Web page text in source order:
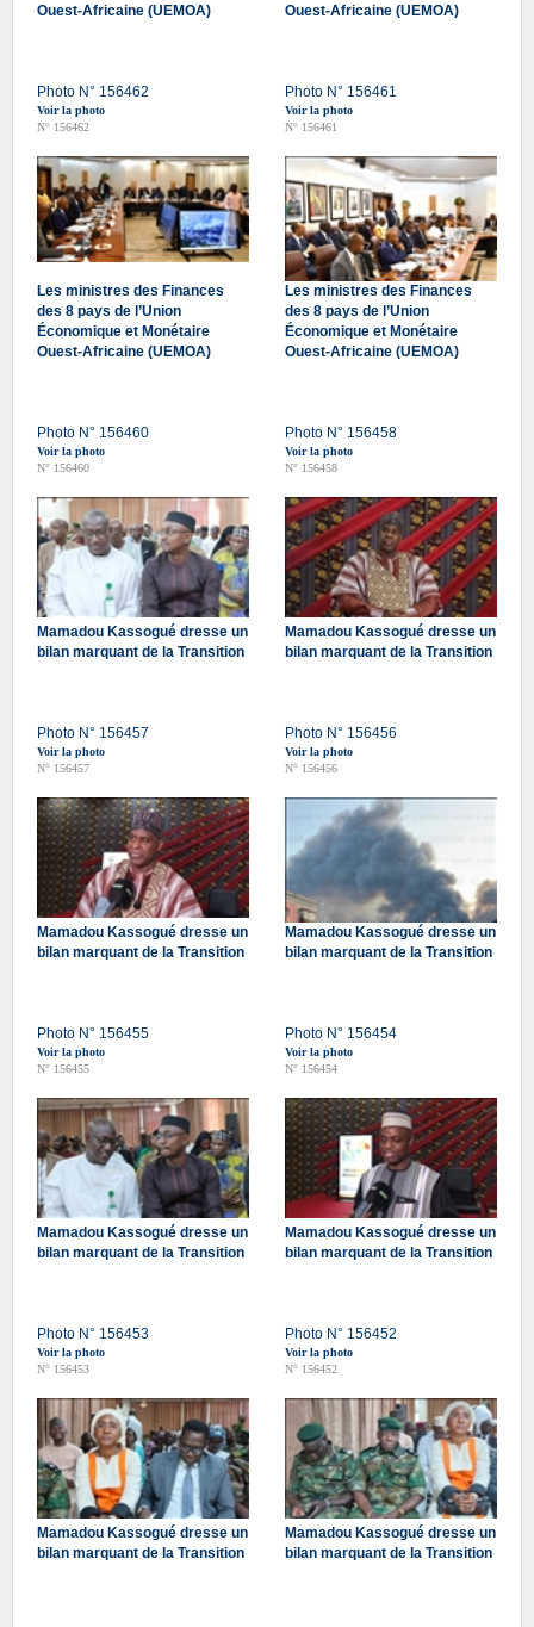
Ouest-Africaine (UEMOA)
Photo N° 156462
Voir la photo
N° 156462
Ouest-Africaine (UEMOA)
Photo N° 156461
Voir la photo
N° 156461
Les ministres des Finances
des 8 pays de l’Union
Économique et Monétaire
Ouest-Africaine (UEMOA)
Photo N° 156460
Voir la photo
N° 156460
Les ministres des Finances
des 8 pays de l’Union
Économique et Monétaire
Ouest-Africaine (UEMOA)
Photo N° 156458
Voir la photo
N° 156458
Mamadou Kassogué dresse un
bilan marquant de la Transition
Photo N° 156457
Voir la photo
N° 156457
Mamadou Kassogué dresse un
bilan marquant de la Transition
Photo N° 156456
Voir la photo
N° 156456
Mamadou Kassogué dresse un
bilan marquant de la Transition
Photo N° 156455
Voir la photo
N° 156455
Mamadou Kassogué dresse un
bilan marquant de la Transition
Photo N° 156454
Voir la photo
N° 156454
Mamadou Kassogué dresse un
bilan marquant de la Transition
Photo N° 156453
Voir la photo
N° 156453
Mamadou Kassogué dresse un
bilan marquant de la Transition
Photo N° 156452
Voir la photo
N° 156452
Mamadou Kassogué dresse un
bilan marquant de la Transition
Mamadou Kassogué dresse un
bilan marquant de la Transition